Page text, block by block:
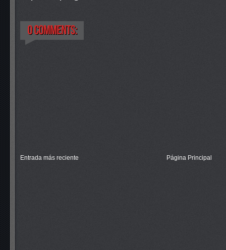
Entrada más reciente Página Principal